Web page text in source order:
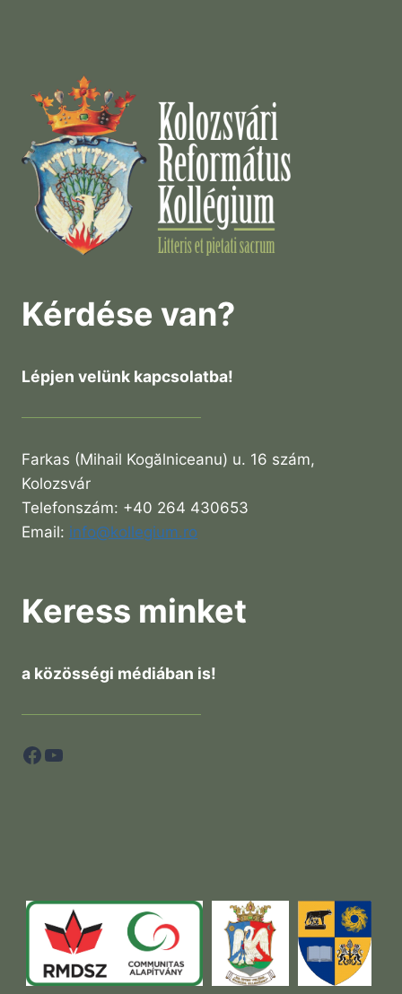
Kérdése van?
Lépjen velünk kapcsolatba!
Farkas (Mihail Kogălniceanu) u. 16 szám,
Kolozsvár
Telefonszám: +40 264 430653
Email: info@kollegium.ro
Keress minket
a közösségi médiában is!
Facebook
YouTube